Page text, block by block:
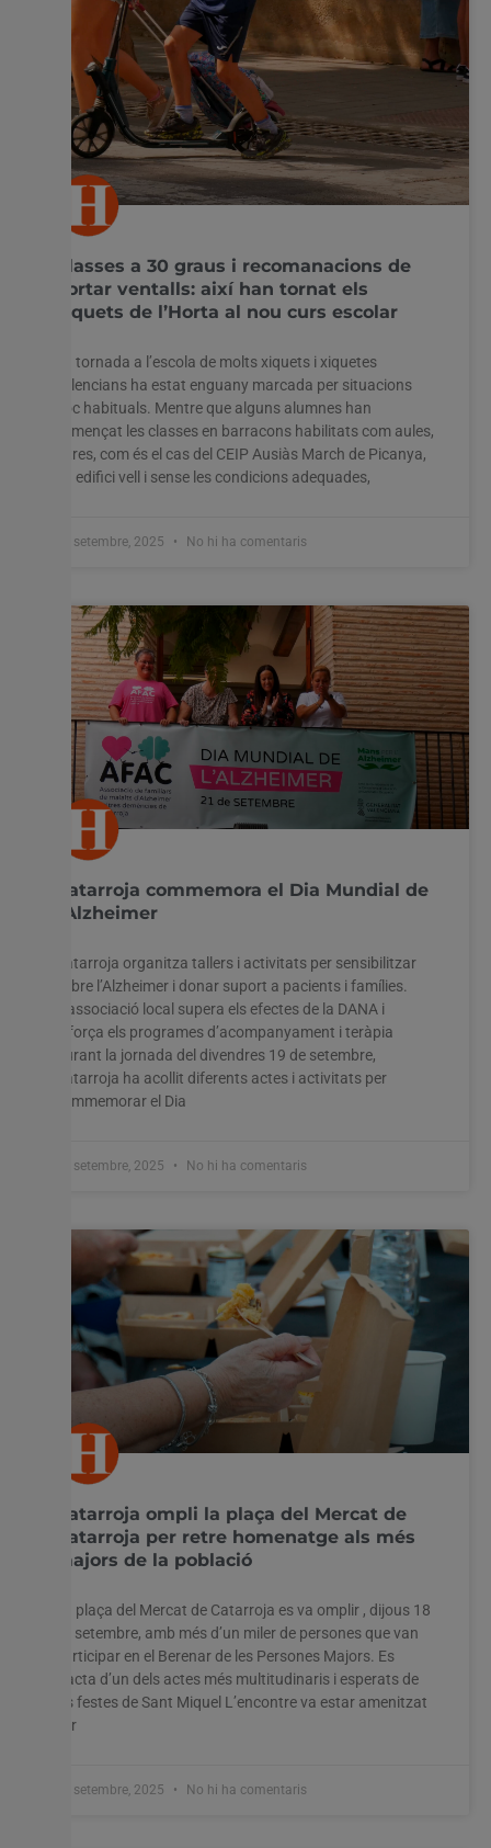
Classes a 30 graus i recomanacions de
portar ventalls: així han tornat els
xiquets de l’Horta al nou curs escolar
La tornada a l’escola de molts xiquets i xiquetes
valencians ha estat enguany marcada per situacions
poc habituals. Mentre que alguns alumnes han
començat les classes en barracons habilitats com aules,
altres, com és el cas del CEIP Ausiàs March de Picanya,
un edifici vell i sense les condicions adequades,
19 setembre, 2025 No hi ha comentaris
Catarroja commemora el Dia Mundial de
l’Alzheimer
Catarroja organitza tallers i activitats per sensibilitzar
sobre l’Alzheimer i donar suport a pacients i famílies.
L’associació local supera els efectes de la DANA i
reforça els programes d’acompanyament i teràpia
Durant la jornada del divendres 19 de setembre,
Catarroja ha acollit diferents actes i activitats per
commemorar el Dia
19 setembre, 2025 No hi ha comentaris
Catarroja ompli la plaça del Mercat de
Catarroja per retre homenatge als més
majors de la població
La plaça del Mercat de Catarroja es va omplir , dijous 18
de setembre, amb més d’un miler de persones que van
participar en el Berenar de les Persones Majors. Es
tracta d’un dels actes més multitudinaris i esperats de
les festes de Sant Miquel L’encontre va estar amenitzat
per
19 setembre, 2025 No hi ha comentaris